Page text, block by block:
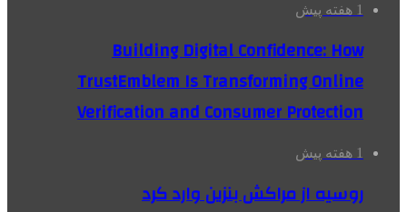
1 هفته پیش
Building Digital Confidence: How
TrustEmblem Is Transforming Online
Verification and Consumer Protection
1 هفته پیش
روسیه از مراکش بنزین وارد کرد